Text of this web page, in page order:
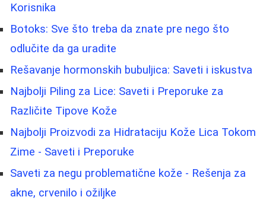
Korisnika
Botoks: Sve što treba da znate pre nego što
odlučite da ga uradite
Rešavanje hormonskih bubuljica: Saveti i iskustva
Najbolji Piling za Lice: Saveti i Preporuke za
Različite Tipove Kože
Najbolji Proizvodi za Hidrataciju Kože Lica Tokom
Zime - Saveti i Preporuke
Saveti za negu problematične kože - Rešenja za
akne, crvenilo i ožiljke